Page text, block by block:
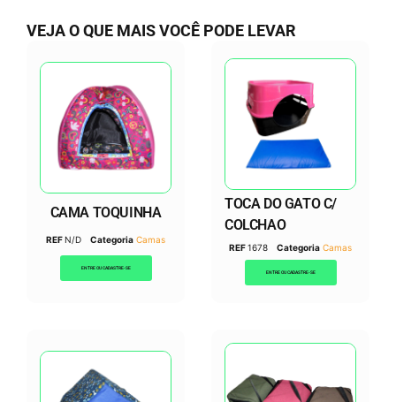
VEJA O QUE MAIS VOCÊ PODE LEVAR
CAMA TOQUINHA
REFN/D Categoria Camas
ENTRE OU CADASTRE-SE
TOCA DO GATO C/
COLCHAO
REF1678 Categoria Camas
ENTRE OU CADASTRE-SE